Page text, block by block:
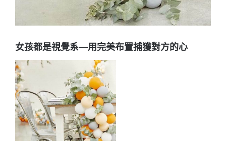
女孩都是視覺系—用完美布置捕獲對方的心